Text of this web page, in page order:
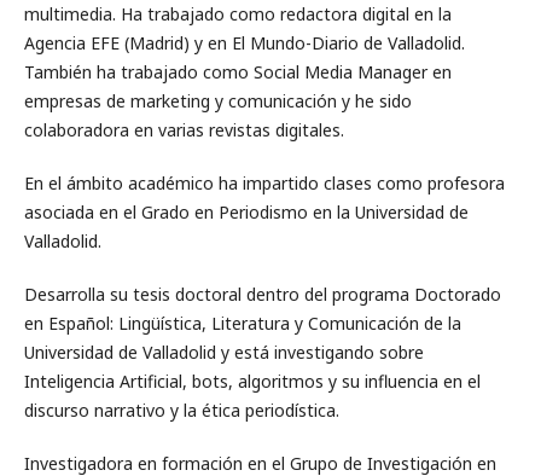
multimedia. Ha trabajado como redactora digital en la
Agencia EFE (Madrid) y en El Mundo-Diario de Valladolid.
También ha trabajado como Social Media Manager en
empresas de marketing y comunicación y he sido
colaboradora en varias revistas digitales.
En el ámbito académico ha impartido clases como profesora
asociada en el Grado en Periodismo en la Universidad de
Valladolid.
Desarrolla su tesis doctoral dentro del programa Doctorado
en Español: Lingüística, Literatura y Comunicación de la
Universidad de Valladolid y está investigando sobre
Inteligencia Artificial, bots, algoritmos y su influencia en el
discurso narrativo y la ética periodística.
Investigadora en formación en el Grupo de Investigación en